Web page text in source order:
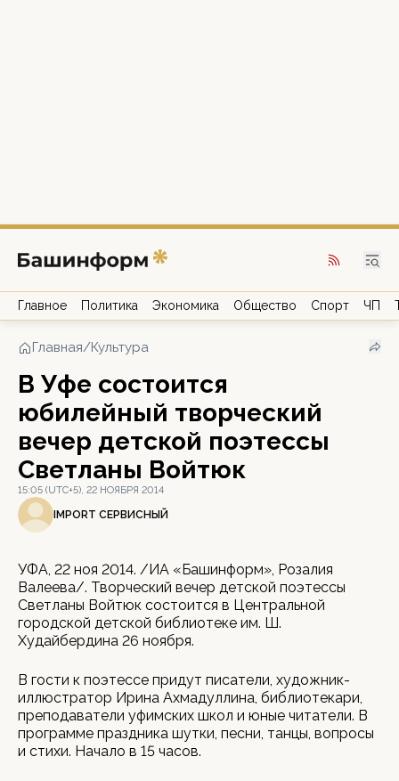
Главное Политика Экономика Общество Спорт ЧП
Главная/Культура
В Уфе состоится
юбилейный творческий
вечер детской поэтессы
Светланы Войтюк
15:05 (UTC+5), 22 НОЯБРЯ 2014
IMPORT СЕРВИСНЫЙ
УФА, 22 ноя 2014. /ИА «Башинформ», Розалия
Валеева/. Творческий вечер детской поэтессы
Светланы Войтюк состоится в Центральной
городской детской библиотеке им. Ш.
Худайбердина 26 ноября.
В гости к поэтессе придут писатели, художник-
иллюстратор Ирина Ахмадуллина, библиотекари,
преподаватели уфимских школ и юные читатели. В
программе праздника шутки, песни, танцы, вопросы
и стихи. Начало в 15 часов.